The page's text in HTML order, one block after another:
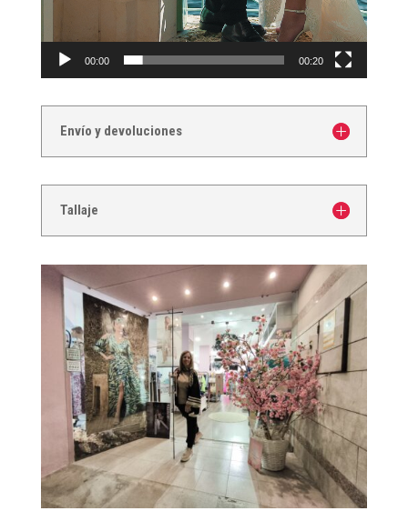
00:00 00:20
Envío y devoluciones
Tallaje